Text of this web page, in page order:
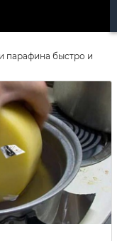
парафина быстро и